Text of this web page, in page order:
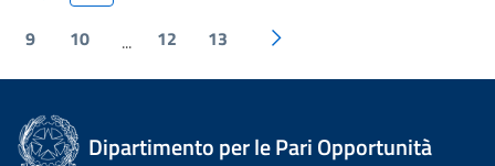
9 10 ... 12 13
Dipartimento per le Pari Opportunità